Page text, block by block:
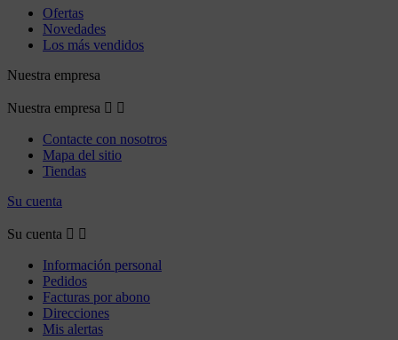
Ofertas
Novedades
Los más vendidos
Nuestra empresa
Nuestra empresa  
Contacte con nosotros
Mapa del sitio
Tiendas
Su cuenta
Su cuenta  
Información personal
Pedidos
Facturas por abono
Direcciones
Mis alertas